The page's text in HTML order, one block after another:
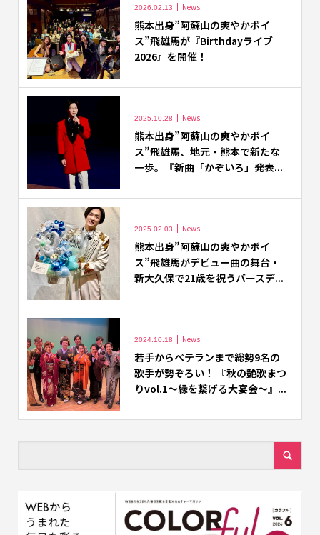
2026.02.13 News
熊本出身”阿蘇山の爽やかボイ
ス”飛雄馬が『Birthdayライブ
2026』を開催！
2025.10.28 News
熊本出身”阿蘇山の爽やかボイ
ス”飛雄馬、地元・熊本で新たな
一歩。『新曲「かぞいろ」発表...
2025.02.03 News
熊本出身”阿蘇山の爽やかボイ
ス”飛雄馬がデビュー曲の舞台・
新大久保で21歳を祝うバースデ...
2024.10.18 News
若手からベテランまで総勢9名の
歌手が勢ぞろい！ 『秋の艶歌まつ
りvol.1～縁を繋げる大宴会～』...